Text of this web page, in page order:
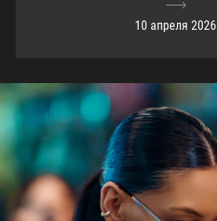
10 апреля 2026